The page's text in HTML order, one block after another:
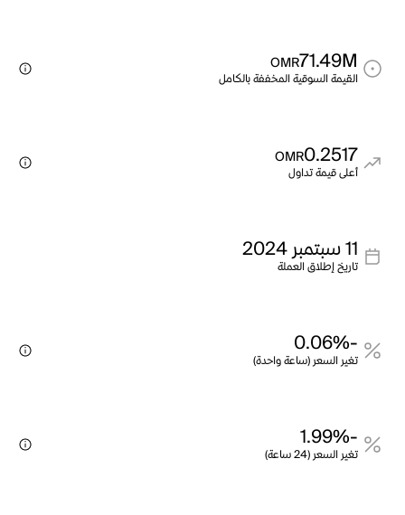
71.49M
OMR
القيمة السوقية المخففة بالكامل
0.2517
OMR
أعلى قيمة تداول
11 سبتمبر 2024
تاريخ إطلاق العملة
-0.06%
تغير السعر (ساعة واحدة)
-1.99%
تغير السعر (24 ساعة)